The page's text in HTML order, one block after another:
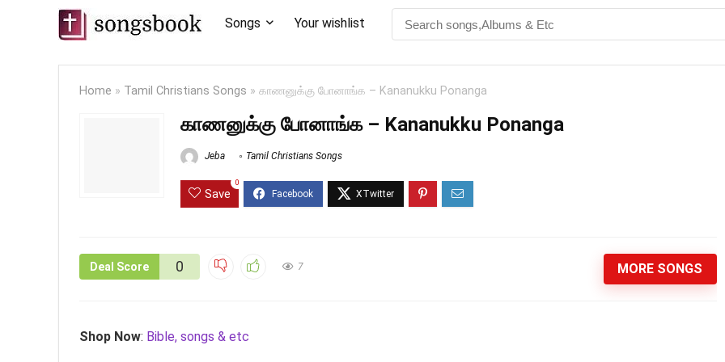
Songs Your wishlist
Home » Tamil Christians Songs » காணனுக்கு போனாங்க – Kananukku Ponanga
காணனுக்கு போனாங்க – Kananukku Ponanga
Jeba Tamil Christians Songs
Save
0
Deal Score 0 7 MORE SONGS
Shop Now: Bible, songs & etc